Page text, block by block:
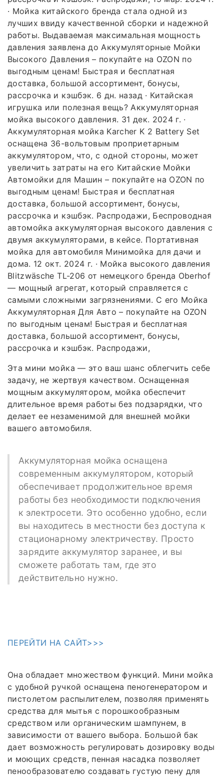
· Мойка китайского бренда стала одной из
лучших ввиду качественной сборки и надежной
работы. Выдаваемая максимальная мощность
давления заявлена до Аккумуляторные Мойки
Высокого Давления – покупайте на OZON по
выгодным ценам! Быстрая и бесплатная
доставка, большой ассортимент, бонусы,
рассрочка и кэшбэк. 6 дн. назад · Китайская
игрушка или полезная вещь? Аккумуляторная
мойка высокого давления. 31 дек. 2024 г. ·
Аккумуляторная мойка Karcher K 2 Battery Set
оснащена 36-вольтовым проприетарным
аккумулятором, что, с одной стороны, может
увеличить затраты на его Китайские Мойки
Автомойки для Машин – покупайте на OZON по
выгодным ценам! Быстрая и бесплатная
доставка, большой ассортимент, бонусы,
рассрочка и кэшбэк. Распродажи, Беспроводная
автомойка аккумуляторная высокого давления с
двумя аккумуляторами, в кейсе. Портативная
мойка для автомобиля Минимойка для дачи и
дома. 12 окт. 2024 г. · Мойка высокого давления
Blitzwäsche TL-206 от немецкого бренда Oberhof
— мощный агрегат, который справляется с
самыми сложными загрязнениями. С его Мойка
Аккумуляторная Для Авто – покупайте на OZON
по выгодным ценам! Быстрая и бесплатная
доставка, большой ассортимент, бонусы,
рассрочка и кэшбэк. Распродажи,
Эта мини мойка — это ваш шанс облегчить себе
задачу, не жертвуя качеством. Оснащенная
мощным аккумулятором, мойка обеспечит
длительное время работы без подзарядки, что
делает ее незаменимой для внешней мойки
вашего автомобиля.
Аккумуляторная мойка оснащена
современным аккумулятором, который
обеспечивает продолжительное время
работы без необходимости подключения
к электросети. Это особенно удобно, если
вы находитесь в местности без доступа к
стационарному электричеству. Просто
зарядите аккумулятор заранее, и вы
сможете работать там, где это
действительно нужно.
ПЕРЕЙТИ НА САЙТ>>>
Она обладает множеством функций. Мини мойка
с удобной ручкой оснащена пеногенератором и
пистолетом распылителем, позволяя применять
средства для мытья с порошкообразным
средством или органическим шампунем, в
зависимости от вашего выбора. Большой бак
дает возможность регулировать дозировку воды
и моющих средств, пенная насадка позволяет
пенообразователю создавать густую пену для